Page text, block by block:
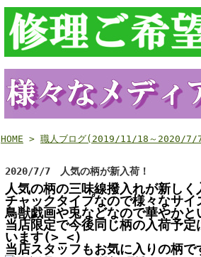
HOME > 職人ブログ(2019/11/18～2020/7/
2020/7/7 人気の柄が新入荷！
人気の柄の三味線撥入れが新しく
チャックタイプなので様々なサ
鳥獣戯画や兎などなので華やかと
当店限定で今後同じ柄の入荷予
います(>_<)
当店スタッフもお気に入りの柄で